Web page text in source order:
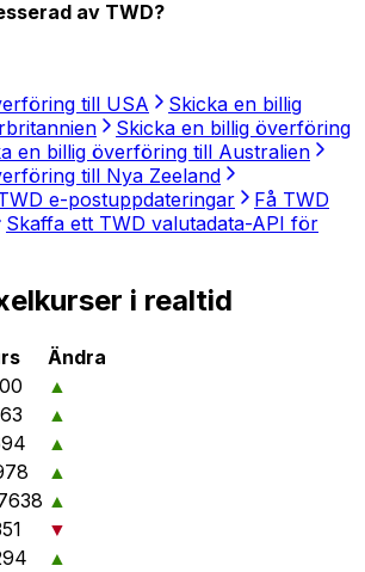
av TWD?
till USA
Skicka en billig
Skicka en billig överföring
en billig överföring till Australien
till Nya Zeeland
e-postuppdateringar
Få TWD
Skaffa ett TWD valutadata-API för
i realtid
Ändra
▲
▲
▲
▲
▲
▼
▲